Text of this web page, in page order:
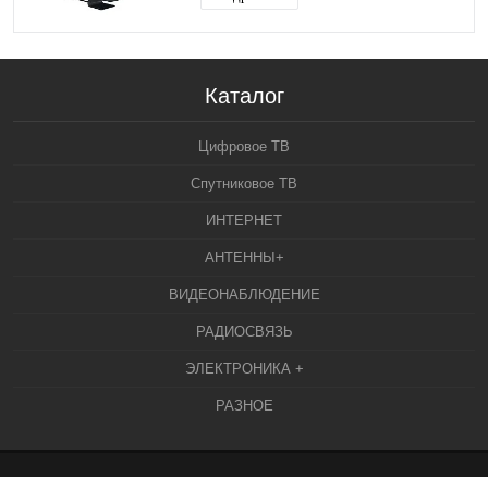
Каталог
Цифровое ТВ
Спутниковое ТВ
ИНТЕРНЕТ
АНТЕННЫ+
ВИДЕОНАБЛЮДЕНИЕ
РАДИОСВЯЗЬ
ЭЛЕКТРОНИКА +
РАЗНОЕ